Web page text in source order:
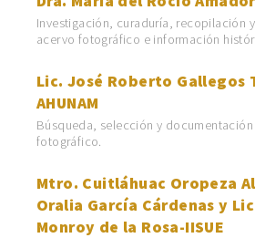
Investigación, curaduría, recopilación
acervo fotográfico e información
Lic. José Roberto Gallegos
AHUNAM
Búsqueda, selección y
fotográfico.
Mtro. Cuitláhuac Oropeza
Oralia García Cárdenas y
Monroy de la Rosa-IISUE